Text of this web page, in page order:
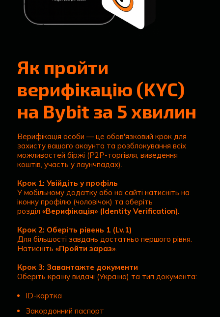
Як пройти
верифікацію (KYC)
на Bybit за 5 хвилин
Верифікація особи — це обов'язковий крок для
захисту вашого акаунта та розблокування всіх
можливостей біржі (P2P-торгівля, виведення
коштів, участь у лаунчпадах).
Крок 1: Увійдіть у профіль
У мобільному додатку або на сайті натисніть на
іконку профілю (чоловічок) та оберіть
розділ «Верифікація» (Identity Verification)
Крок 2: Оберіть рівень 1 (Lv.1)
Для більшості завдань достатньо першого рівня.
Натисніть «Пройти зараз»
Крок 3: Завантажте документи
Оберіть країну видачі (Україна) та тип документа:
ID-картка
Закордонний паспорт